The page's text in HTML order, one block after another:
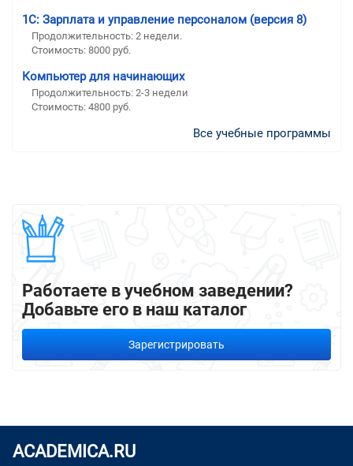
1С: Зарплата и управление персоналом (версия 8)
Продолжительность: 2 недели.
Стоимость: 8000 руб.
Компьютер для начинающих
Продолжительность: 2-3 недели
Стоимость: 4800 руб.
Все учебные программы
Работаете в учебном заведении?
Добавьте его в наш каталог
Зарегистрировать
ACADEMICA.RU